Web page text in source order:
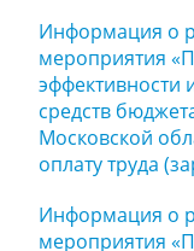
Информация о
мероприятия
эффективности
средств
Московской
оплату труда
Информация о
мероприятия